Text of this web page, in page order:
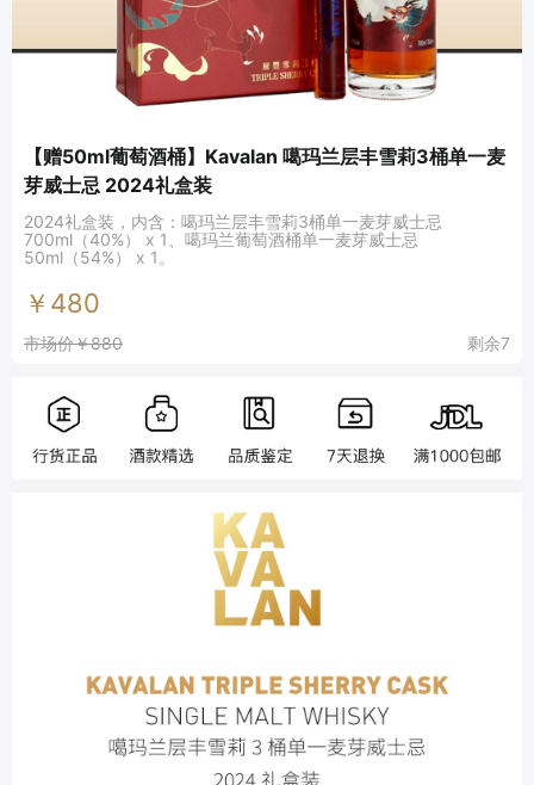
【赠50ml葡萄酒桶】Kavalan 噶玛兰层丰雪莉3桶单一麦
芽威士忌 2024礼盒装
2024礼盒装，内含：噶玛兰层丰雪莉3桶单一麦芽威士忌
700ml（40%） x 1、噶玛兰葡萄酒桶单一麦芽威士忌
50ml（54%） x 1。
￥480
市场价￥880 剩余7